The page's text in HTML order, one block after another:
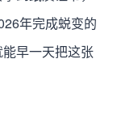
年完成蜕变的
早一天把这张